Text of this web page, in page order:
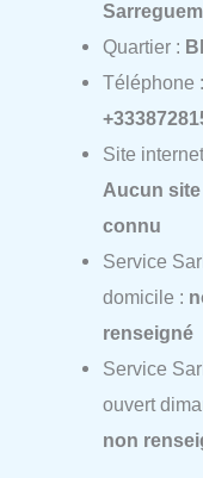
Quartier :
Téléphone :
Site
Aucun
connu
Service
domicile :
renseigné
Service
ouvert
non